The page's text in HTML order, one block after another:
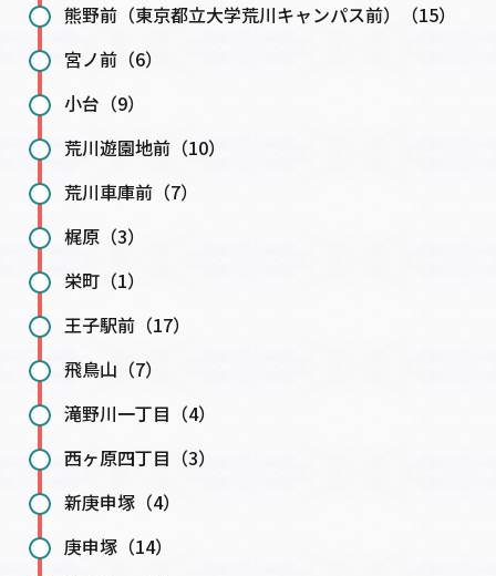
熊野前（東京都立大学荒川キャンパス前）（15）
宮ノ前（6）
小台（9）
荒川遊園地前（10）
荒川車庫前（7）
梶原（3）
栄町（1）
王子駅前（17）
飛鳥山（7）
滝野川一丁目（4）
西ヶ原四丁目（3）
新庚申塚（4）
庚申塚（14）